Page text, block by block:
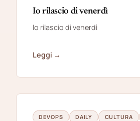
Io rilascio di venerdì
Io rilascio di venerdì
Leggi →
DEVOPS DAILY CULTURA